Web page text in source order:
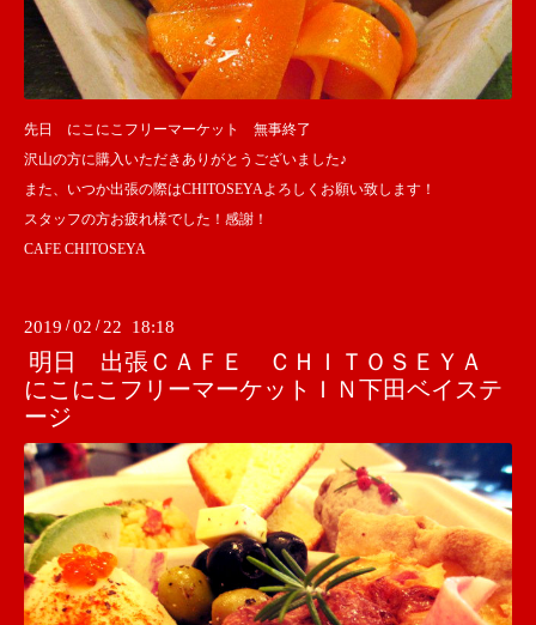
先日 にこにこフリーマーケット 無事終了
沢山の方に購入いただきありがとうございました♪
また、いつか出張の際はCHITOSEYAよろしくお願い致します！
スタッフの方お疲れ様でした！感謝！
CAFE CHITOSEYA
2019 /02 / 22 18:18
明日 出張ＣＡＦＥ ＣＨＩＴＯＳＥＹＡ
にこにこフリーマーケットＩＮ下田ベイステ
ージ